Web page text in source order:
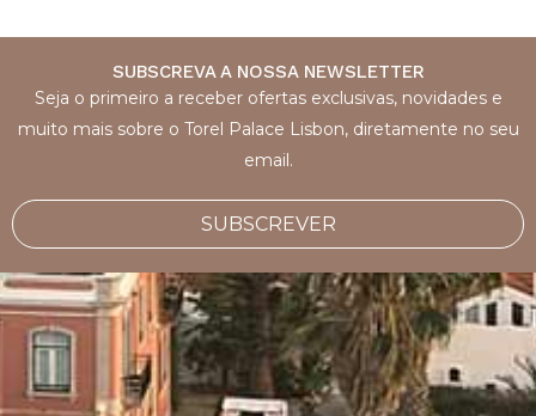
SUBSCREVA A NOSSA NEWSLETTER
Seja o primeiro a receber ofertas exclusivas, novidades e
muito mais sobre o Torel Palace Lisbon, diretamente no seu
email.
SUBSCREVER